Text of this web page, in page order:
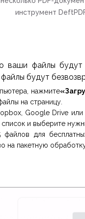
инструмент
ваши файлы будут
будут
нажмите
на страницу.
Google Drive
и выберите
для
на пакетную